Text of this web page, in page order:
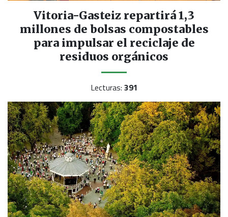
Vitoria-Gasteiz repartirá 1,3
millones de bolsas compostables
para impulsar el reciclaje de
residuos orgánicos
Lecturas: 391